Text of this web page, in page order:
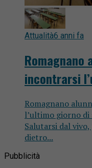
Attualità6 anni fa
Romagnano
incontrarsi
Romagnano
l’ultimo giorno di
Salutarsi dal
dietro...
Pubblicità